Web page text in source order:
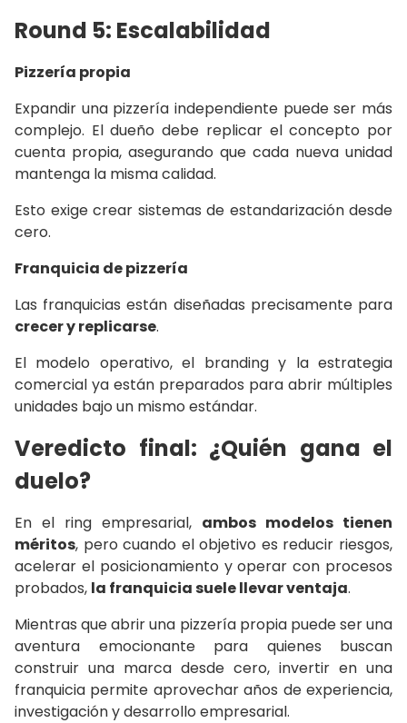
Round 5: Escalabilidad
Pizzería propia
Expandir una pizzería independiente puede ser más
complejo. El dueño debe replicar el concepto por
cuenta propia, asegurando que cada nueva unidad
mantenga la misma calidad.
Esto exige crear sistemas de estandarización desde
cero.
Franquicia de pizzería
Las franquicias están diseñadas precisamente para
crecer y replicarse.
El modelo operativo, el branding y la estrategia
comercial ya están preparados para abrir múltiples
unidades bajo un mismo estándar.
Veredicto final: ¿Quién gana el
duelo?
En el ring empresarial, ambos modelos tienen
méritos, pero cuando el objetivo es reducir riesgos,
acelerar el posicionamiento y operar con procesos
probados, la franquicia suele llevar ventaja.
Mientras que abrir una pizzería propia puede ser una
aventura emocionante para quienes buscan
construir una marca desde cero, invertir en una
franquicia permite aprovechar años de experiencia,
investigación y desarrollo empresarial.